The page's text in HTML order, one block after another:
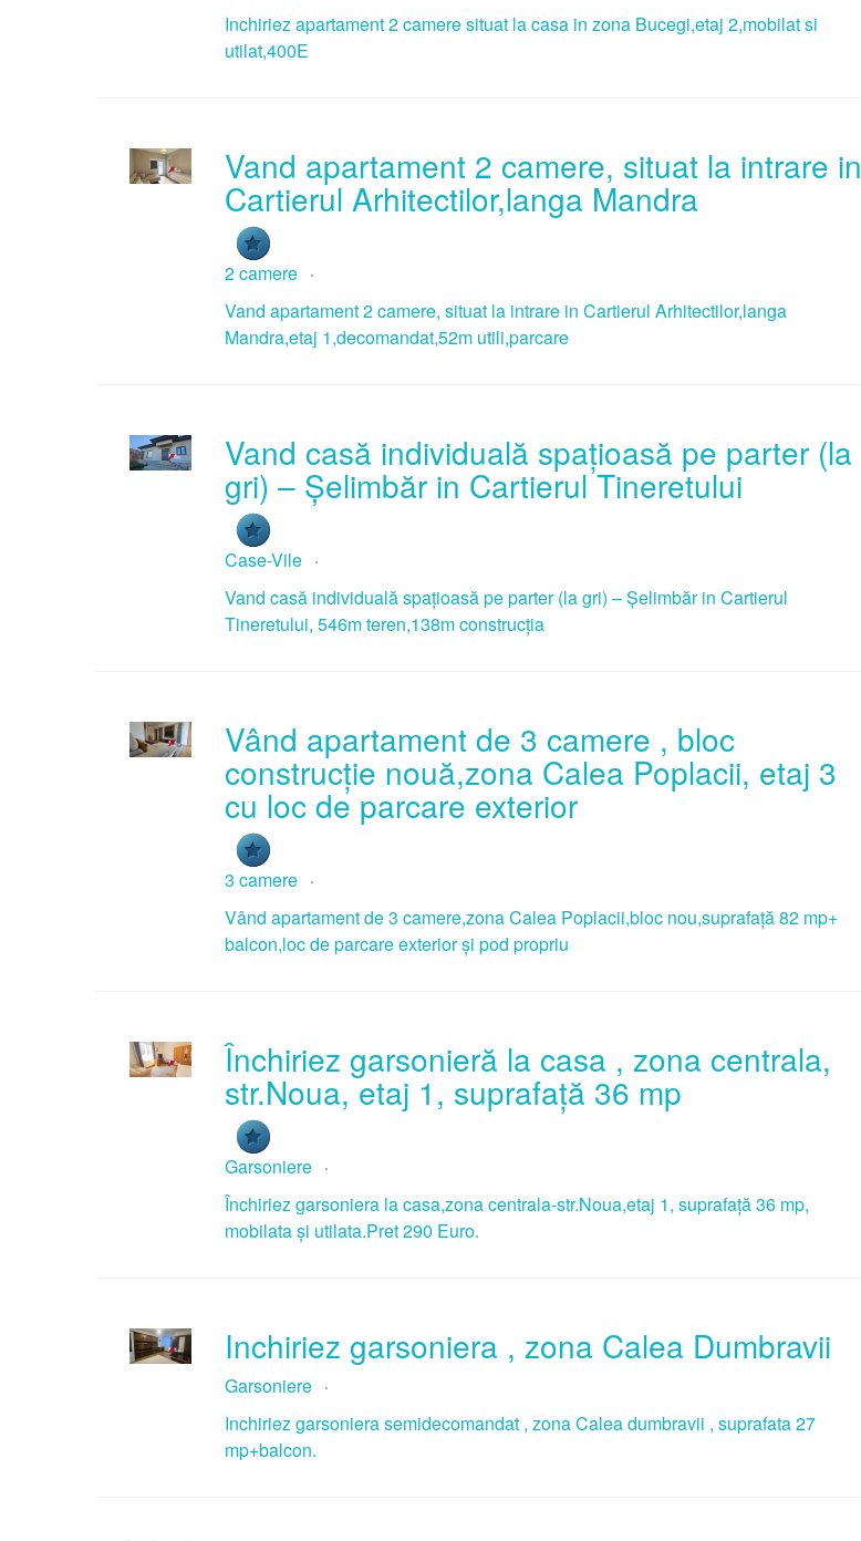
Inchiriez apartament 2 camere situat la casa in zona Bucegi,etaj 2,mobilat si
utilat,400E
Vand apartament 2 camere, situat la intrare in
Cartierul Arhitectilor,langa Mandra
2 camere
Vand apartament 2 camere, situat la intrare in Cartierul Arhitectilor,langa
Mandra,etaj 1,decomandat,52m utili,parcare
Vand casă individuală spațioasă pe parter (la
gri) – Șelimbăr in Cartierul Tineretului
Case-Vile
Vand casă individuală spațioasă pe parter (la gri) – Șelimbăr in Cartierul
Tineretului, 546m teren,138m construcția
Vând apartament de 3 camere , bloc
construcție nouă,zona Calea Poplacii, etaj 3
cu loc de parcare exterior
3 camere
Vând apartament de 3 camere,zona Calea Poplacii,bloc nou,suprafață 82 mp+
balcon,loc de parcare exterior și pod propriu
Închiriez garsonieră la casa , zona centrala,
str.Noua, etaj 1, suprafață 36 mp
Garsoniere
Închiriez garsoniera la casa,zona centrala-str.Noua,etaj 1, suprafață 36 mp,
mobilata și utilata.Pret 290 Euro.
Inchiriez garsoniera , zona Calea Dumbravii
Garsoniere
Inchiriez garsoniera semidecomandat , zona Calea dumbravii , suprafata 27
mp+balcon.